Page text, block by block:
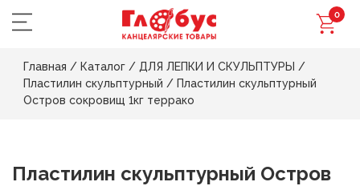
0
Главная / Каталог / ДЛЯ ЛЕПКИ И СКУЛЬПТУРЫ /
Пластилин скульптурный / Пластилин скульптурный
Остров сокровищ 1кг террако
Пластилин скульптурный Остров